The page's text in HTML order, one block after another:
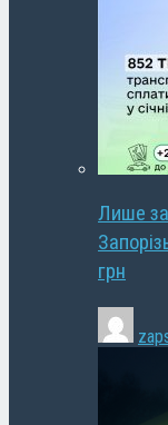
Лише за
грн